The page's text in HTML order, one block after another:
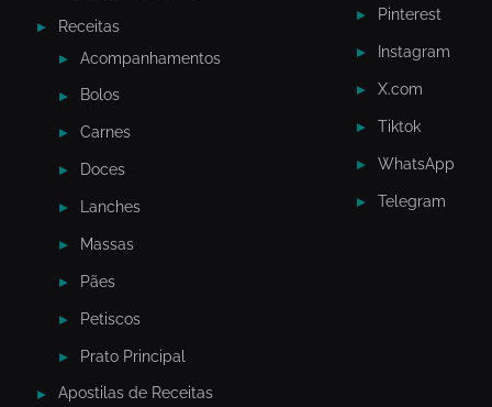
Receitas
Acompanhamentos
Bolos
Carnes
Doces
Lanches
Massas
Pães
Petiscos
Prato Principal
Apostilas de Receitas
Pinterest
Instagram
X.com
Tiktok
WhatsApp
Telegram